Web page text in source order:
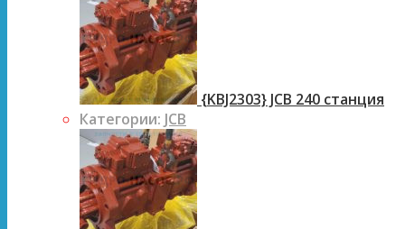
{KBJ2303} JCB 240 станция
Категории: JCB